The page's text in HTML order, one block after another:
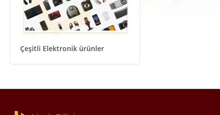
Çeşitli Elektronik ürünler